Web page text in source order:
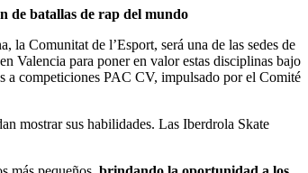
de batallas de rap del mundo
la Comunitat de l’Esport, será una de las sedes de
Valencia para poner en valor estas disciplinas bajo
a competiciones PAC CV, impulsado por el Comité
mostrar sus habilidades. Las Iberdrola Skate